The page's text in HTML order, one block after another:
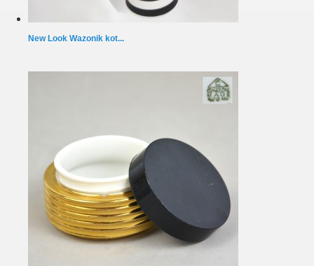
New Look Wazonik kot...